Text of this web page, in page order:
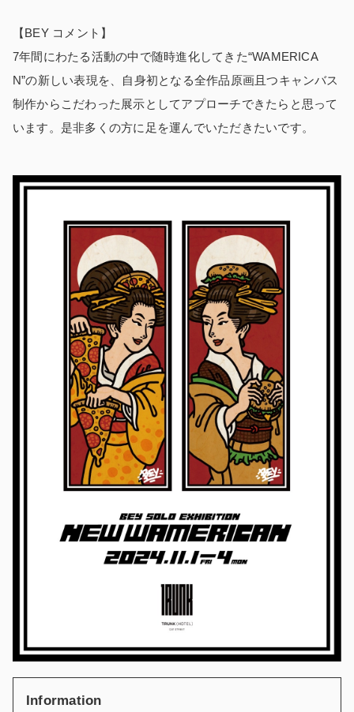
【BEY コメント】
7年間にわたる活動の中で随時進化してきた“WAMERICA
N”の新しい表現を、自身初となる全作品原画且つキャンバス
制作からこだわった展示としてアプローチできたらと思って
います。是非多くの方に足を運んでいただきたいです。
Information